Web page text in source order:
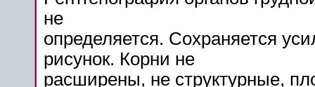
не
определяется. Сохраняется
рисунок. Корни не
расширены, не структурные,